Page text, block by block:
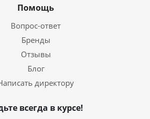
Помощь
Вопрос-ответ
Бренды
Отзывы
Блог
директору
всегда в курсе!